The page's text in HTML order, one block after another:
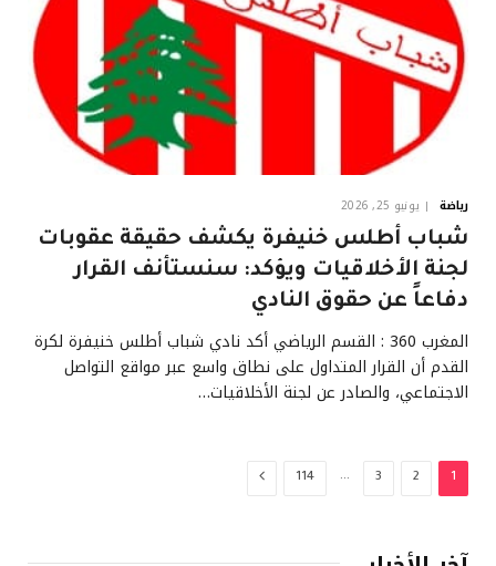
رياضة يونيو 25, 2026
شباب أطلس خنيفرة يكشف حقيقة عقوبات
لجنة الأخلاقيات ويؤكد: سنستأنف القرار
دفاعاً عن حقوق النادي
المغرب 360 : القسم الرياضي أكد نادي شباب أطلس خنيفرة لكرة
القدم أن القرار المتداول على نطاق واسع عبر مواقع التواصل
الاجتماعي، والصادر عن لجنة الأخلاقيات…
1
2
3
…
114 التالي